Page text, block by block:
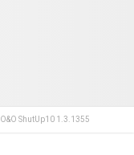
O&O ShutUp10 1.3.1355